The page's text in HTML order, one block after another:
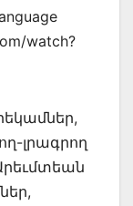
watch?
լրագրող